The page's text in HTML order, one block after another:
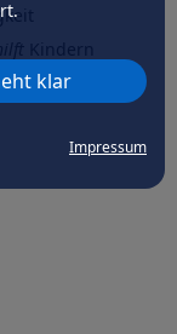
klar
Impressum
der Natur